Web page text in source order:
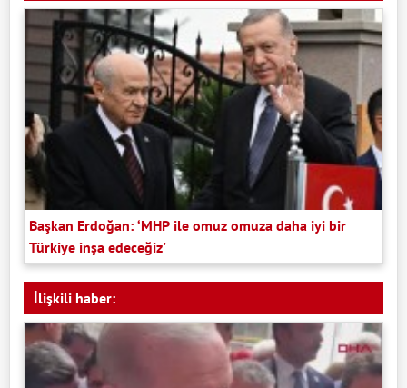
Başkan Erdoğan: ‘MHP ile omuz omuza daha iyi bir
Türkiye inşa edeceğiz'
İlişkili haber: